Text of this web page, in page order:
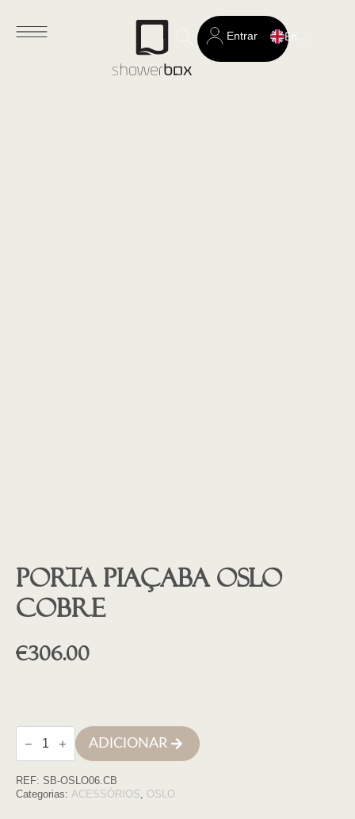
Search
for:
Entrar
Porta piaçaba OSLO
COBRE
€306.00
Quantidade
de
Porta
OSLO
COBRE
ADICIONAR
REF: SB-OSLO06.CB
Categorias: ACESSÓRIOS, OSLO